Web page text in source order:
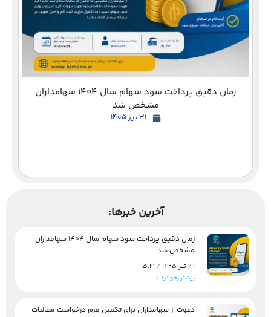
زمان دقیق پرداخت سود سهام سال 1404 سهامداران
مشخص شد
31 تیر 1405
آخرین خبرها:
زمان دقیق پرداخت سود سهام سال 1404 سهامداران
مشخص شد
31 تیر 1405
بیشتر بخوانید »
دعوت از سهامداران برای تکمیل فرم درخواست مطالبات